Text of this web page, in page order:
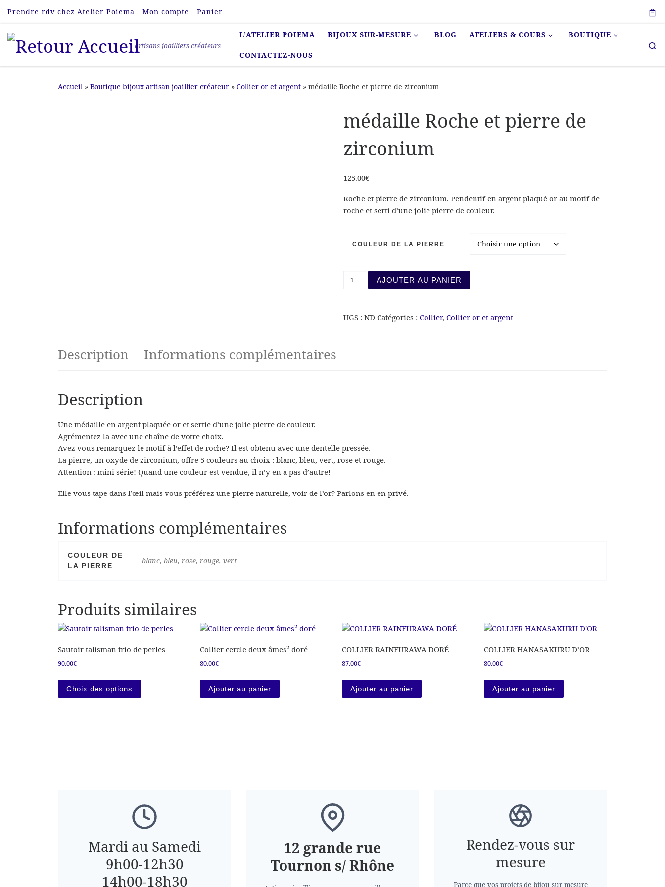
Passer au contenu
Prendre rdv chez Atelier Poiema Mon compte Panier
artisans joailliers créateurs
L’ATELIER POIEMA BIJOUX SUR-MESURE BLOG ATELIERS & COURS BOUTIQUE
CONTACTEZ-NOUS
Accueil » Boutique bijoux artisan joaillier créateur » Collier or et argent » médaille Roche et pierre de zirconium
médaille Roche et pierre de
zirconium
125.00€
Roche et pierre de zirconium. Pendentif en argent plaqué or au motif de
roche et serti d’une jolie pierre de couleur.
COULEUR DE LA PIERRE
AJOUTER AU PANIER
UGS :ND Catégories :Collier,Collier or et argent
Description Informations complémentaires
Description
Une médaille en argent plaquée or et sertie d’une jolie pierre de couleur.
Agrémentez la avec une chaîne de votre choix.
Avez vous remarquez le motif à l’effet de roche? Il est obtenu avec une dentelle pressée.
La pierre, un oxyde de zirconium, offre 5 couleurs au choix : blanc, bleu, vert, rose et rouge.
Attention : mini série! Quand une couleur est vendue, il n’y en a pas d’autre!
Elle vous tape dans l’œil mais vous préférez une pierre naturelle, voir de l’or? Parlons en en privé.
Informations complémentaires
COULEUR DE
LA PIERRE
blanc, bleu, rose, rouge, vert
Produits similaires
Sautoir talisman trio de perles
90.00€
Choix des options
Ce produit a plusieurs variations. Les options peuvent être choisies sur la page du produit
Collier cercle deux âmes² doré
80.00€
Ajouter au panier
COLLIER RAINFURAWA DORÉ
87.00€
Ajouter au panier
COLLIER HANASAKURU D’OR
80.00€
Ajouter au panier
Mardi au Samedi
9h00-12h30
14h00-18h30
12 grande rue
Tournon s/ Rhône
Rendez-vous sur
mesure
Parce que vos projets de bijou sur mesure